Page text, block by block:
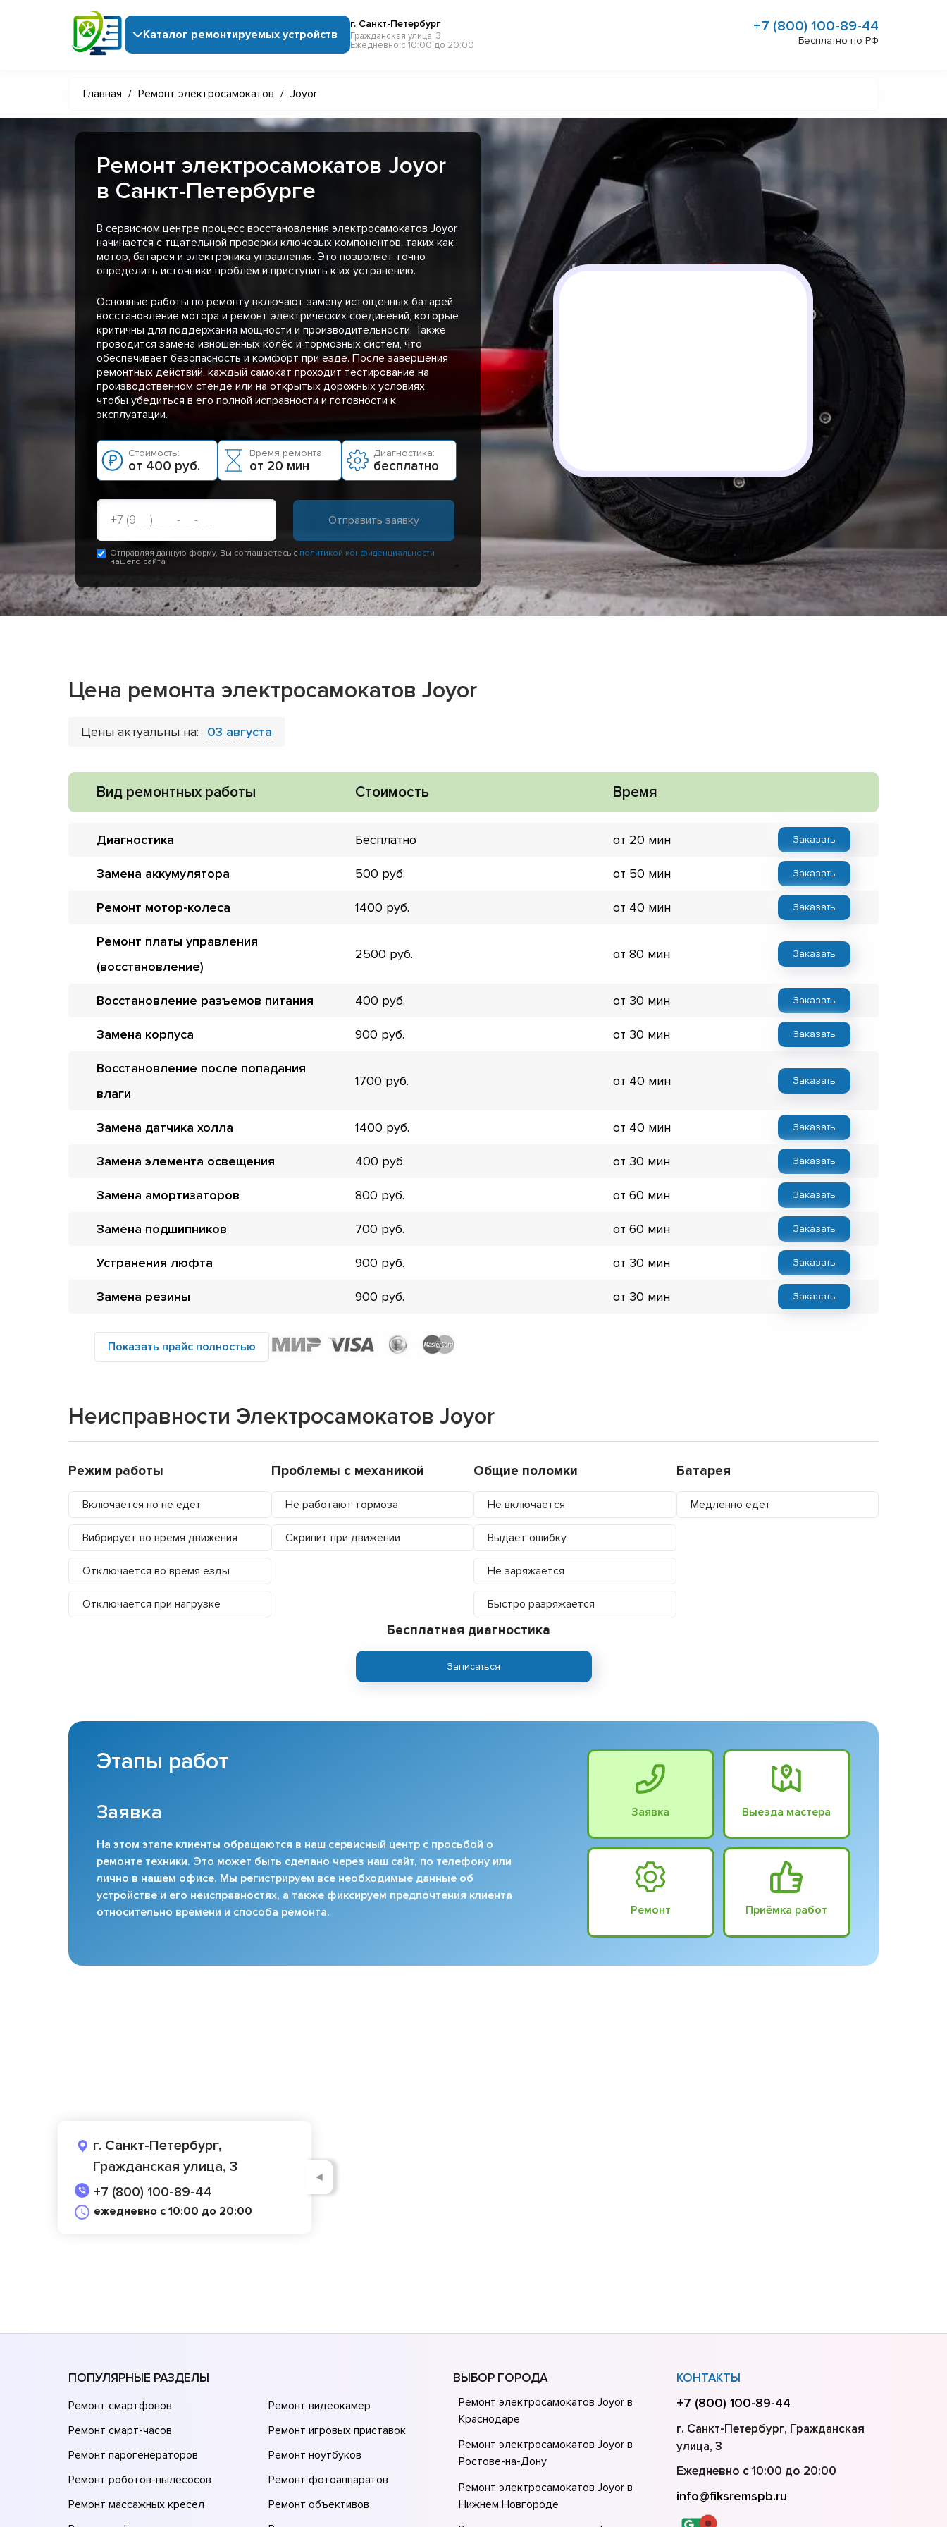
Каталог ремонтируемых устройств
г. Санкт-Петербург
Гражданская улица, 3
Ежедневно с 10:00 до 20:00
+7 (800) 100-89-44
Бесплатно по РФ
Главная / Ремонт электросамокатов / Joyor
Ремонт электросамокатов Joyor
в Санкт-Петербурге
В сервисном центре процесс восстановления электросамокатов Joyor
начинается с тщательной проверки ключевых компонентов, таких как
мотор, батарея и электроника управления. Это позволяет точно
определить источники проблем и приступить к их устранению.
Основные работы по ремонту включают замену истощенных батарей,
восстановление мотора и ремонт электрических соединений, которые
критичны для поддержания мощности и производительности. Также
проводится замена изношенных колёс и тормозных систем, что
обеспечивает безопасность и комфорт при езде. После завершения
ремонтных действий, каждый самокат проходит тестирование на
производственном стенде или на открытых дорожных условиях,
чтобы убедиться в его полной исправности и готовности к
эксплуатации.
Стоимость:
от 400 руб.
Время ремонта:
от 20 мин
Диагностика:
бесплатно
Отправляя данную форму, Вы соглашаетесь с политикой конфиденциальности
нашего сайта
Цена ремонта электросамокатов Joyor
Цены актуальны на: 03 августа
Вид ремонтных работы Стоимость Время
Диагностика Бесплатно от 20 мин Заказать
Замена аккумулятора 500 от 50 мин Заказать
Ремонт мотор-колеса 1400 от 40 мин Заказать
Ремонт платы управления
(восстановление)
2500 от 80 мин Заказать
Восстановление разъемов питания 400 от 30 мин Заказать
Замена корпуса 900 от 30 мин Заказать
Восстановление после попадания
влаги
1700 от 40 мин Заказать
Замена датчика холла 1400 от 40 мин Заказать
Замена элемента освещения 400 от 30 мин Заказать
Замена амортизаторов 800 от 60 мин Заказать
Замена подшипников 700 от 60 мин Заказать
Устранения люфта 900 от 30 мин Заказать
Замена резины 900 от 30 мин Заказать
Показать прайс полностью
Неисправности Электросамокатов Joyor
Режим работы
Включается но не едет
Вибрирует во время движения
Отключается во время езды
Отключается при нагрузке
Проблемы с механикой
Не работают тормоза
Скрипит при движении
Общие поломки
Не включается
Выдает ошибку
Не заряжается
Быстро разряжается
Батарея
Медленно едет
Бесплатная диагностика
Записаться
Этапы работ
Заявка
На этом этапе клиенты обращаются в наш сервисный центр с просьбой о
ремонте техники. Это может быть сделано через наш сайт, по телефону или
лично в нашем офисе. Мы регистрируем все необходимые данные об
устройстве и его неисправностях, а также фиксируем предпочтения клиента
относительно времени и способа ремонта.
Заявка Выезда мастера
Ремонт Приёмка работ
г. Санкт-Петербург,
Гражданская улица, 3
+7 (800) 100-89-44
ежедневно с 10:00 до 20:00
◄
ПОПУЛЯРНЫЕ РАЗДЕЛЫ
Ремонт смартфонов
Ремонт смарт-часов
Ремонт парогенераторов
Ремонт роботов-пылесосов
Ремонт массажных кресел
Ремонт видеокамер
Ремонт игровых приставок
Ремонт ноутбуков
Ремонт фотоаппаратов
Ремонт объективов
ВЫБОР ГОРОДА
Ремонт электросамокатов Joyor в
Краснодаре
Ремонт электросамокатов Joyor в
Ростове-на-Донy
Ремонт электросамокатов Joyor в
Нижнем Новгороде
КОНТАКТЫ
+7 (800) 100-89-44
г. Санкт-Петербург, Гражданская
улица, 3
Ежедневно с 10:00 до 20:00
info@fiksremspb.ru